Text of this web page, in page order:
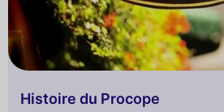
Histoire du Procope